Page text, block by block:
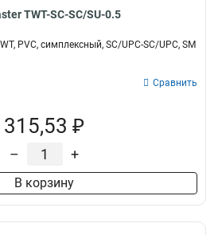
TWT-SC-SC/SU-0.5
PVC, симплексный, SC/UPC-SC/UPC, SM
Сравнить
315,53 ₽
– +
В корзину